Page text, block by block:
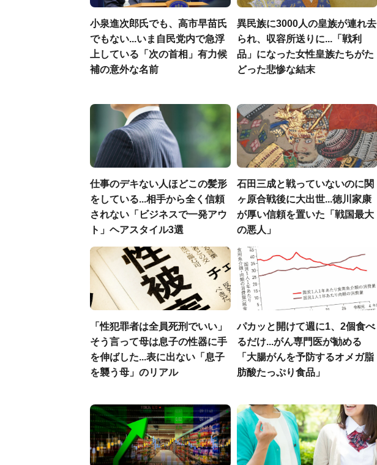
小泉進次郎氏でも、高市早苗氏
でもない...いま自民党内で急浮
上している「次の首相」有力候
補の意外な名前
異民族に3000人の皇族が連れ去
られ、収容所送りに...「戦利
品」になった女性皇族たちがた
どった悲惨な結末
仕事のデキない人ほどこの髪形
をしている...相手から全く信頼
されない「ビジネスで一発アウ
ト」ヘアスタイル3選
石田三成と戦っていないのに関
ヶ原合戦後に大出世...徳川家康
が厚い信頼を置いた「戦国最大
の悪人」
「性犯罪者は全員死刑でいい」
そう言って母は息子の性器に手
を伸ばした...表に出ない「息子
を襲う母」のリアル
パカッと開けて週に1、2個食べ
るだけ...がん専門医が勧める
「大腸がんを予防するオメガ脂
肪酸たっぷり食品」